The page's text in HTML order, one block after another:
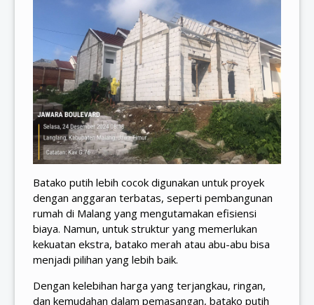
Batako putih lebih cocok digunakan untuk proyek
dengan anggaran terbatas, seperti pembangunan
rumah di Malang yang mengutamakan efisiensi
biaya. Namun, untuk struktur yang memerlukan
kekuatan ekstra, batako merah atau abu-abu bisa
menjadi pilihan yang lebih baik.
Dengan kelebihan harga yang terjangkau, ringan,
dan kemudahan dalam pemasangan, batako putih